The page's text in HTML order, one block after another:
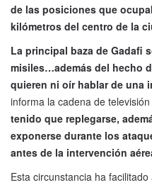
de las posiciones que
kilómetros del centro de la
La principal baza de Gadafi
misiles…además del hecho
quieren ni oír hablar de una
informa la cadena de televisión
tenido que replegarse,
exponerse durante los
antes de la intervención
Esta circunstancia ha